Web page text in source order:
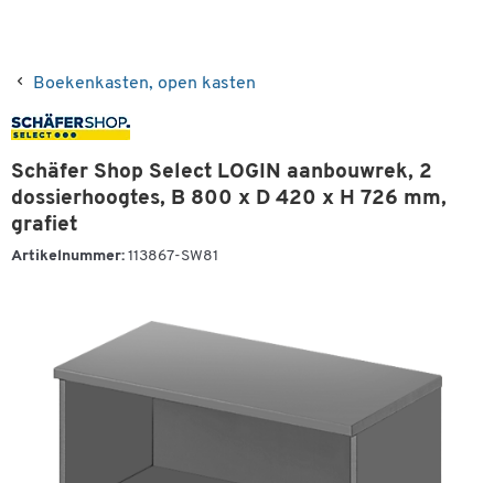
Boekenkasten, open kasten
Schäfer Shop Select LOGIN aanbouwrek, 2
dossierhoogtes, B 800 x D 420 x H 726 mm,
grafiet
Artikelnummer: 113867-SW81